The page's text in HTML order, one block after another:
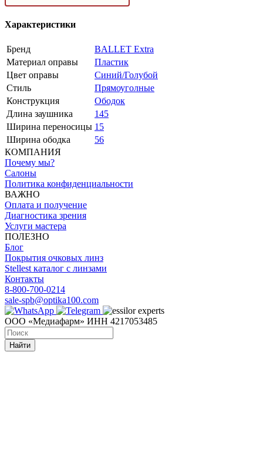
Характеристики
Бренд
BALLET Extra
Материал оправы
Пластик
Цвет оправы
Синий/Голубой
Стиль
Прямоуголные
Конструкция
Ободок
Длина заушника
145
Ширина переносицы 15
Ширина ободка
56
КОМПАНИЯ
Почему мы?
Салоны
Политика конфиденциальности
ВАЖНО
Оплата и получение
Диагностика зрения
Услуги мастера
ПОЛЕЗНО
Блог
Покрытия очковых линз
Stellest каталог с линзами
Контакты
8-800-700-0214
sale-spb@optika100.com
ООО «Медиафарм» ИНН 4217053485
Найти